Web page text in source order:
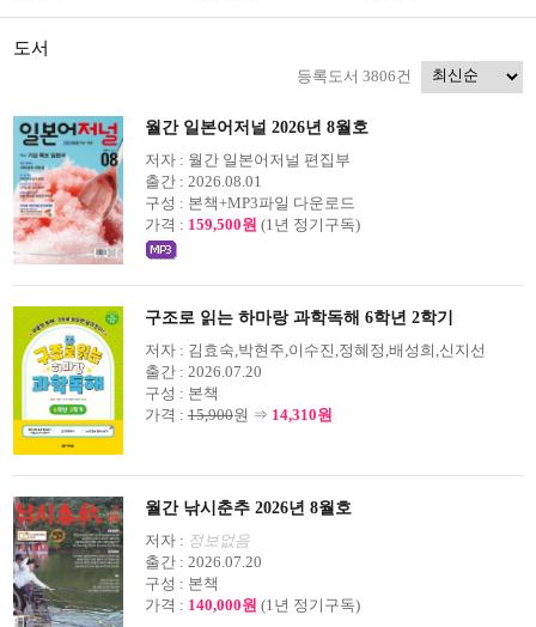
도서
등록도서 3806건
월간 일본어저널 2026년 8월호
저자 : 월간 일본어저널 편집부
출간 : 2026.08.01
구성 : 본책+MP3파일 다운로드
가격 : 159,500원 (1년 정기구독)
구조로 읽는 하마랑 과학독해 6학년 2학기
저자 : 김효숙,박현주,이수진,정혜정,배성희,신지선
출간 : 2026.07.20
구성 : 본책
가격 : 15,900원 ⇒ 14,310원
월간 낚시춘추 2026년 8월호
저자 : 정보없음
출간 : 2026.07.20
구성 : 본책
가격 : 140,000원 (1년 정기구독)